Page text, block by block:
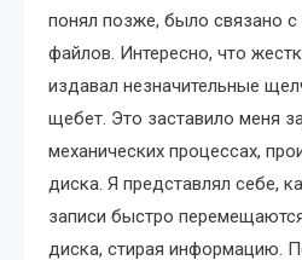
понял позже, было связано
файлов. Интересно, что
издавал незначительные
щебет. Это заставило меня
механических процессах,
диска. Я представлял себе,
записи быстро
диска, стирая информацию.